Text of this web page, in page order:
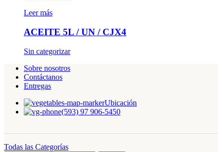
Leer más
ACEITE 5L / UN / CJX4
Sin categorizar
Sobre nosotros
Contáctanos
Entregas
Ubicación
(593) 97 906-5450
Todas las Categorías